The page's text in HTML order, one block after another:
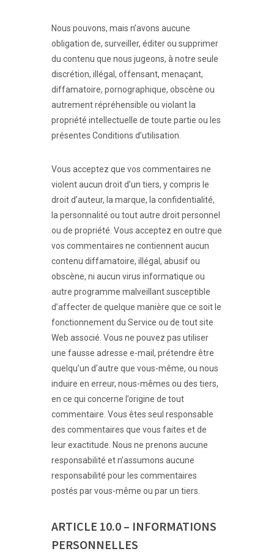
Nous pouvons, mais n’avons aucune
obligation de, surveiller, éditer ou supprimer
du contenu que nous jugeons, à notre seule
discrétion, illégal, offensant, menaçant,
diffamatoire, pornographique, obscène ou
autrement répréhensible ou violant la
propriété intellectuelle de toute partie ou les
présentes Conditions d’utilisation.
Vous acceptez que vos commentaires ne
violent aucun droit d’un tiers, y compris le
droit d’auteur, la marque, la confidentialité,
la personnalité ou tout autre droit personnel
ou de propriété. Vous acceptez en outre que
vos commentaires ne contiennent aucun
contenu diffamatoire, illégal, abusif ou
obscène, ni aucun virus informatique ou
autre programme malveillant susceptible
d’affecter de quelque manière que ce soit le
fonctionnement du Service ou de tout site
Web associé. Vous ne pouvez pas utiliser
une fausse adresse e-mail, prétendre être
quelqu’un d’autre que vous-même, ou nous
induire en erreur, nous-mêmes ou des tiers,
en ce qui concerne l’origine de tout
commentaire. Vous êtes seul responsable
des commentaires que vous faites et de
leur exactitude. Nous ne prenons aucune
responsabilité et n’assumons aucune
responsabilité pour les commentaires
postés par vous-même ou par un tiers.
ARTICLE 10.0 – INFORMATIONS
PERSONNELLES